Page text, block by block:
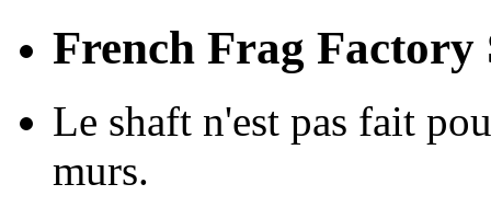
French Frag Factory
Le shaft n'est pas fait
murs.